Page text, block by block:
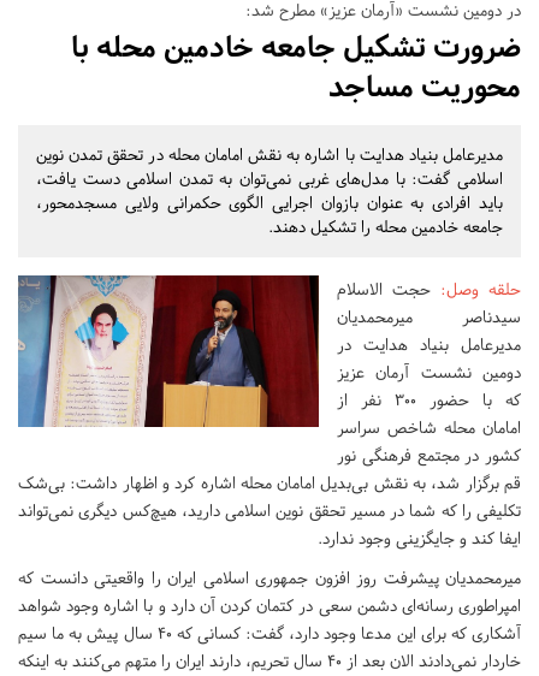
در دومین نشست «آرمان عزیز» مطرح شد:
ضرورت تشکیل جامعه خادمین محله با
محوریت مساجد
مدیرعامل بنیاد هدایت با اشاره به نقش امامان محله در تحقق تمدن نوین
اسلامی گفت: با مدل‌های غربی نمی‌توان به تمدن اسلامی دست یافت،
باید افرادی به عنوان بازوان اجرایی الگوی حکمرانی ولایی مسجدمحور،
جامعه خادمین محله را تشکیل دهند.
حلقه وصل: حجت الاسلام
سیدناصر میرمحمدیان
مدیرعامل بنیاد هدایت در
دومین نشست آرمان عزیز
که با حضور ۳۰۰ نفر از
امامان محله شاخص سراسر
کشور در مجتمع فرهنگی نور
قم برگزار شد، به نقش بی‌بدیل امامان محله اشاره کرد و اظهار داشت: بی‌شک
تکلیفی را که شما در مسیر تحقق نوین اسلامی دارید، هیچ‌کس دیگری نمی‌تواند
ایفا کند و جایگزینی وجود ندارد.
میرمحمدیان پیشرفت روز افزون جمهوری اسلامی ایران را واقعیتی دانست که
امپراطوری رسانه‌ای دشمن سعی در کتمان کردن آن دارد و با اشاره وجود شواهد
آشکاری که برای این مدعا وجود دارد، گفت: کسانی که ۴۰ سال پیش به ما سیم
خاردار نمی‌دادند الان بعد از ۴۰ سال تحریم، دارند ایران را متهم می‌کنند به اینکه